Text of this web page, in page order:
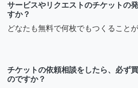
サービスやリクエストのチケットの
すか？
どなたも無料で何枚でもつくること
チケットの依頼相談をしたら、必ず
のですか？